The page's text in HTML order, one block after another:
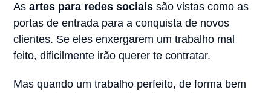
Asartes para redes sociais são vistas como as
portas de entrada para a conquista de novos
clientes. Se eles enxergarem um trabalho mal
feito, dificilmente irão querer te contratar.
Mas quando um trabalho perfeito, de forma bem